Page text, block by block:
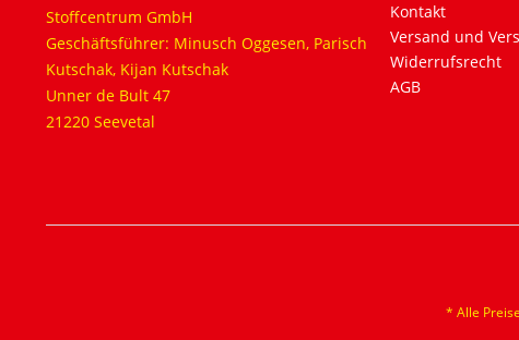
Stoffcentrum GmbH
Geschäftsführer: Minusch Oggesen, Parisch
Kutschak, Kijan Kutschak
Unner de Bult 47
21220 Seevetal
Kontakt
Versand und
Widerrufsrecht
AGB
* Alle